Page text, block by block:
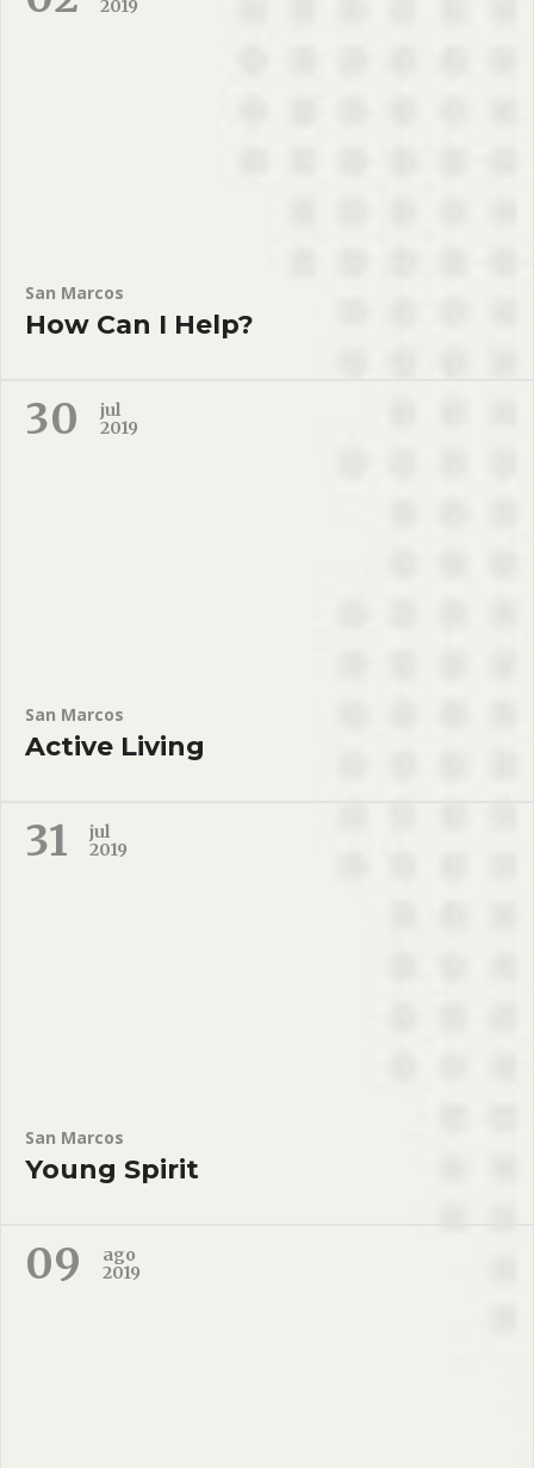
2019
San Marcos
How Can I Help?
30
jul
2019
San Marcos
Active Living
31
jul
2019
San Marcos
Young Spirit
09
ago
2019